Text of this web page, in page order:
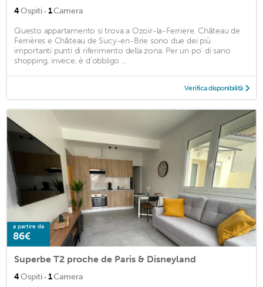
4Ospiti · 1Camera
Questo appartamento si trova a Ozoir-la-Ferriere. Château de
Ferrières e Château de Sucy-en-Brie sono due dei più
importanti punti di riferimento della zona. Per un po' di sano
shopping, invece, è d'obbligo ...
Verifica disponibilità
a partire da
86€
Superbe T2 proche de Paris & Disneyland
4Ospiti · 1Camera